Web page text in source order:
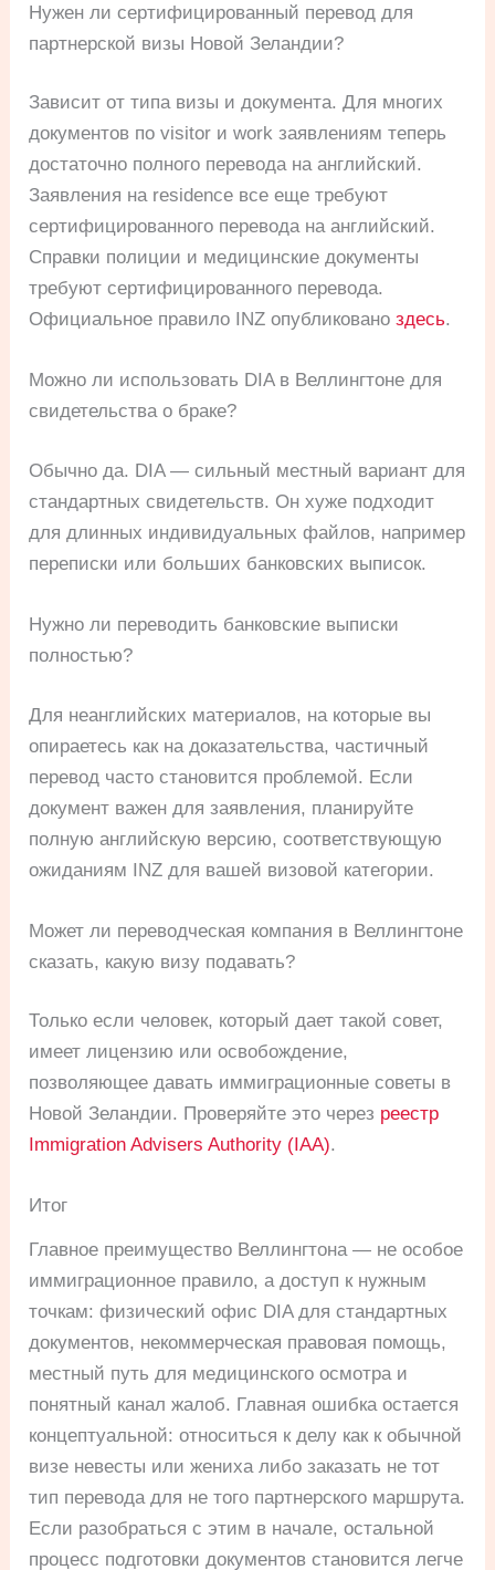
Нужен ли сертифицированный перевод для
партнерской визы Новой Зеландии?
Зависит от типа визы и документа. Для многих
документов по visitor и work заявлениям теперь
достаточно полного перевода на английский.
Заявления на residence все еще требуют
сертифицированного перевода на английский.
Справки полиции и медицинские документы
требуют сертифицированного перевода.
Официальное правило INZ опубликованоздесь.
Можно ли использовать DIA в Веллингтоне для
свидетельства о браке?
Обычно да. DIA — сильный местный вариант для
стандартных свидетельств. Он хуже подходит
для длинных индивидуальных файлов, например
переписки или больших банковских выписок.
Нужно ли переводить банковские выписки
полностью?
Для неанглийских материалов, на которые вы
опираетесь как на доказательства, частичный
перевод часто становится проблемой. Если
документ важен для заявления, планируйте
полную английскую версию, соответствующую
ожиданиям INZ для вашей визовой категории.
Может ли переводческая компания в Веллингтоне
сказать, какую визу подавать?
Только если человек, который дает такой совет,
имеет лицензию или освобождение,
позволяющее давать иммиграционные советы в
Новой Зеландии. Проверяйте это через реестр
Immigration Advisers Authority (IAA).
Итог
Главное преимущество Веллингтона — не особое
иммиграционное правило, а доступ к нужным
точкам: физический офис DIA для стандартных
документов, некоммерческая правовая помощь,
местный путь для медицинского осмотра и
понятный канал жалоб. Главная ошибка остается
концептуальной: относиться к делу как к обычной
визе невесты или жениха либо заказать не тот
тип перевода для не того партнерского маршрута.
Если разобраться с этим в начале, остальной
процесс подготовки документов становится легче